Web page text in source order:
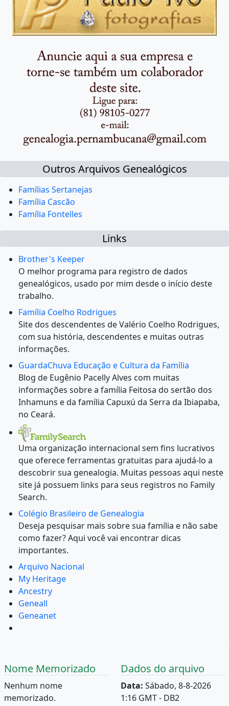
Outros Arquivos Genealógicos
Famílias Sertanejas
Família Cascão
Família Fontelles
Links
Brother's Keeper
O melhor programa para registro de dados
genealógicos, usado por mim desde o início deste
trabalho.
Família Coelho Rodrigues
Site dos descendentes de Valério Coelho Rodrigues,
com sua história, descendentes e muitas outras
informações.
GuardaChuva Educação e Cultura da Família
Blog de Eugênio Pacelly Alves com muitas
informações sobre a família Feitosa do sertão dos
Inhamuns e da família Capuxú da Serra da Ibiapaba,
no Ceará.
Uma organização internacional sem fins lucrativos
que oferece ferramentas gratuitas para ajudá-lo a
descobrir sua genealogia. Muitas pessoas aqui neste
site já possuem links para seus registros no Family
Search.
Colégio Brasileiro de Genealogia
Deseja pesquisar mais sobre sua família e não sabe
como fazer? Aqui você vai encontrar dicas
importantes.
Arquivo Nacional
My Heritage
Ancestry
Geneall
Geneanet
Nome Memorizado
Nenhum nome
memorizado.
Dados do arquivo
Data: Sábado, 8-8-2026
1:16 GMT - DB2